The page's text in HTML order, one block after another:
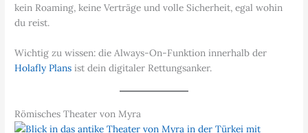
kein Roaming, keine Verträge und volle Sicherheit, egal wohin
du reist.
Wichtig zu wissen: die Always-On-Funktion innerhalb der
Holafly Plans ist dein digitaler Rettungsanker.
Römisches Theater von Myra